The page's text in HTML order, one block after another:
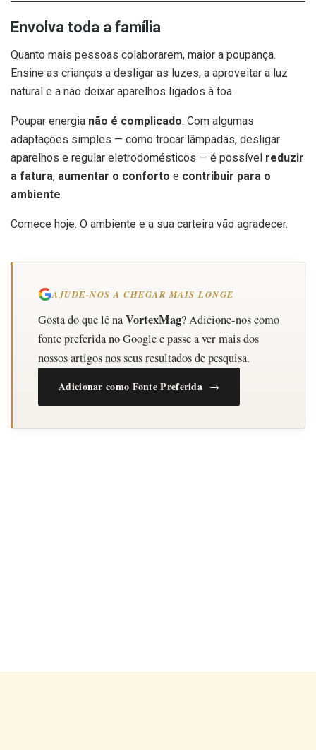
Envolva toda a família
Quanto mais pessoas colaborarem, maior a poupança.
Ensine as crianças a desligar as luzes, a aproveitar a luz
natural e a não deixar aparelhos ligados à toa.
Poupar energia não é complicado. Com algumas
adaptações simples — como trocar lâmpadas, desligar
aparelhos e regular eletrodomésticos — é possível reduzir
a fatura, aumentar o conforto e contribuir para o
ambiente.
Comece hoje. O ambiente e a sua carteira vão agradecer.
AJUDE-NOS A CHEGAR MAIS LONGE
Gosta do que lê naVortexMag? Adicione-nos como
fonte preferida no Google e passe a ver mais dos
nossos artigos nos seus resultados de pesquisa.
Adicionar como Fonte Preferida →